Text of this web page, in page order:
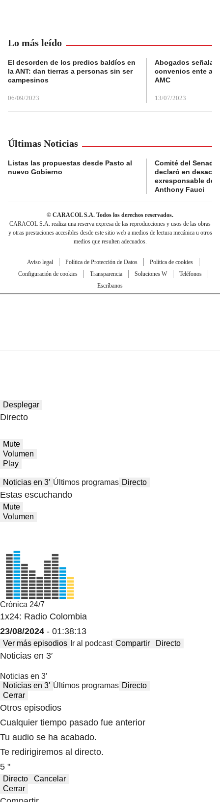
Lo más leído
El desorden de los predios baldíos en
la ANT: dan tierras a personas sin ser
campesinos
06/09/2023
Abogados
convenios ente
AMC
13/07/2023
Últimas Noticias
Listas las propuestas desde Pasto al
nuevo Gobierno
Comité del Senado
declaró en
exresponsable de
Anthony Fauci
© CARACOL S.A. Todos los derechos reservados.
CARACOL S.A. realiza una reserva expresa de las reproducciones y usos de las obras
y otras prestaciones accesibles desde este sitio web a medios de lectura mecánica u otros
medios que resulten adecuados.
Aviso legal Política de Protección de Datos
Política de cookies
Configuración de cookies
Transparencia Soluciones W
Teléfonos
Escríbanos
Desplegar
Directo
Mute
Volumen
Play
Noticias en 3′ Últimos programas Directo
Estas escuchando
Mute
Volumen
Crónica 24/7
1x24: Radio Colombia
23/08/2024 - 01:38:13
Ver más episodios Ir al podcast Compartir Directo
Noticias en 3′
Noticias en 3′
Noticias en 3′ Últimos programas Directo
Cerrar
Otros episodios
Cualquier tiempo pasado fue anterior
Tu audio se ha acabado.
Te redirigiremos al directo.
5 "
Directo
Cancelar
Cerrar